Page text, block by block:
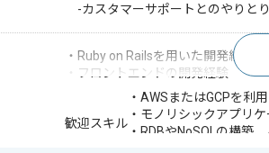
-カスタマーサポートとのやりと
・Ruby on Railsを用いた開発経験
・フロントエンドの開発経験
歓迎スキル
・AWSまたはGCPを利
・モノリシックアプリ
・RDBやNoSQLの構築